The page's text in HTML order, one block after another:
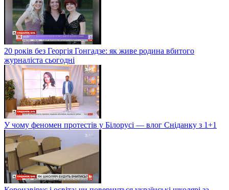
20 років без Георгія Гонгадзе: як живе родина вбитого
журналіста сьогодні
У чому феномен протестів у Білорусі — влог Сніданку з 1+1